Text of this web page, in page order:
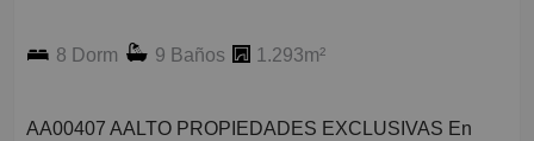
8 Dorm 9 Baños 1.293m²
AA00407 AALTO PROPIEDADES EXCLUSIVAS En